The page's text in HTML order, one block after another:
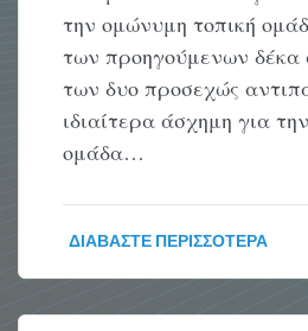
την ομώνυμη τοπική
των προηγούμενων
των δυο προσεχώς
ιδιαίτερα άσχημη για
ομάδα…
ΔΙΑΒΆΣΤΕ ΠΕΡΙΣΣΌΤΕΡΑ